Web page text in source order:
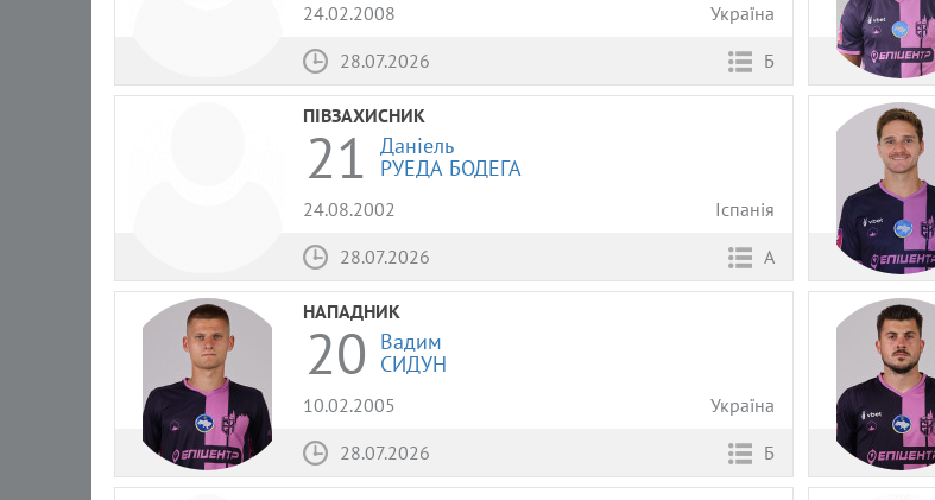
24.02.2008
Україна
28.07.2026
Б
ПІВЗАХИСНИК
21
Даніель
РУЕДА БОДЕГА
24.08.2002
Іспанія
28.07.2026
А
НАПАДНИК
20
Вадим
СИДУН
10.02.2005
Україна
28.07.2026
Б